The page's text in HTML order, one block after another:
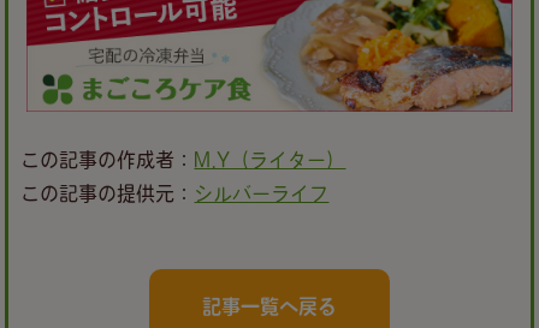
この記事の作成者： M.Y（ライター）
この記事の提供元： シルバーライフ
記事一覧へ戻る